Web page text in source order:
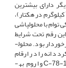
دارای بیشترین
عملکرد دانه تحت هر سه شرایط بدون تنش (7/9602 کیلوگرم در هکتار)،
خشکی توام با محلول­پاشی
بود. این رقم تحت شرایط
بدون تنش و تنش خشکی از میزان نشت یونی پایینی برخوردار بود. محلول­
را در ارقام
الوند، بک­کراس روشن، زارع، میهن، پیشگام، لاین C-78-14 و اروم به­